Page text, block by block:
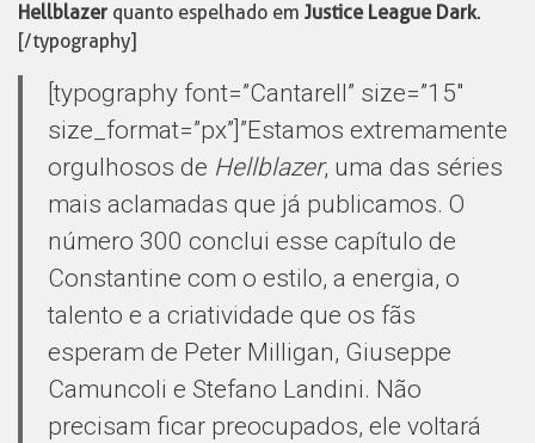
Hellblazer quanto espelhado em Justice League Dark.
[/typography]
[typography font=”Cantarell” size=”15″
size_format=”px”]”Estamos extremamente
orgulhosos de Hellblazer, uma das séries
mais aclamadas que já publicamos. O
número 300 conclui esse capítulo de
Constantine com o estilo, a energia, o
talento e a criatividade que os fãs
esperam de Peter Milligan, Giuseppe
Camuncoli e Stefano Landini. Não
precisam ficar preocupados, ele voltará